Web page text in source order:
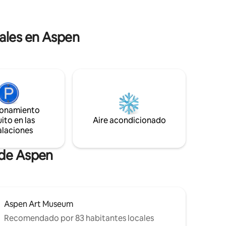
de
Ofrecemos algunos servicios de
conserjería. Consúltanos.
en Aspen
en las
Aire acondicionado
Aspen
Aspen Art Museum
Recomendado por 83 habitantes locales